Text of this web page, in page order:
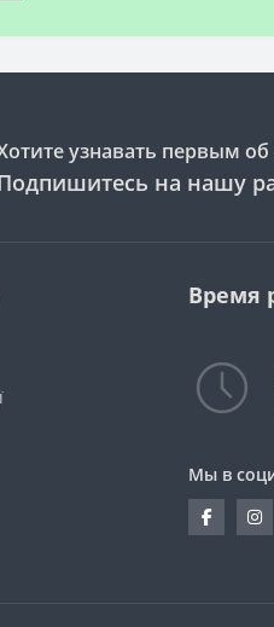
узнавать первым об
на нашу
Время
Мы в